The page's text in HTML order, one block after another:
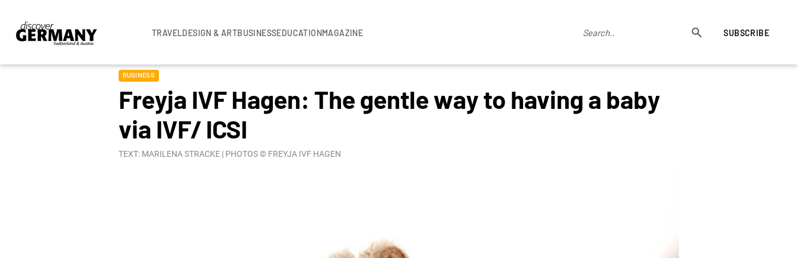
TRAVELDESIGN & ARTBUSINESSEDUCATIONMAGAZINE SUBSCRIBE
BUSINESS
Freyja IVF Hagen: The gentle way to having a baby
via IVF/ ICSI
TEXT: MARILENA STRACKE | PHOTOS © FREYJA IVF HAGEN